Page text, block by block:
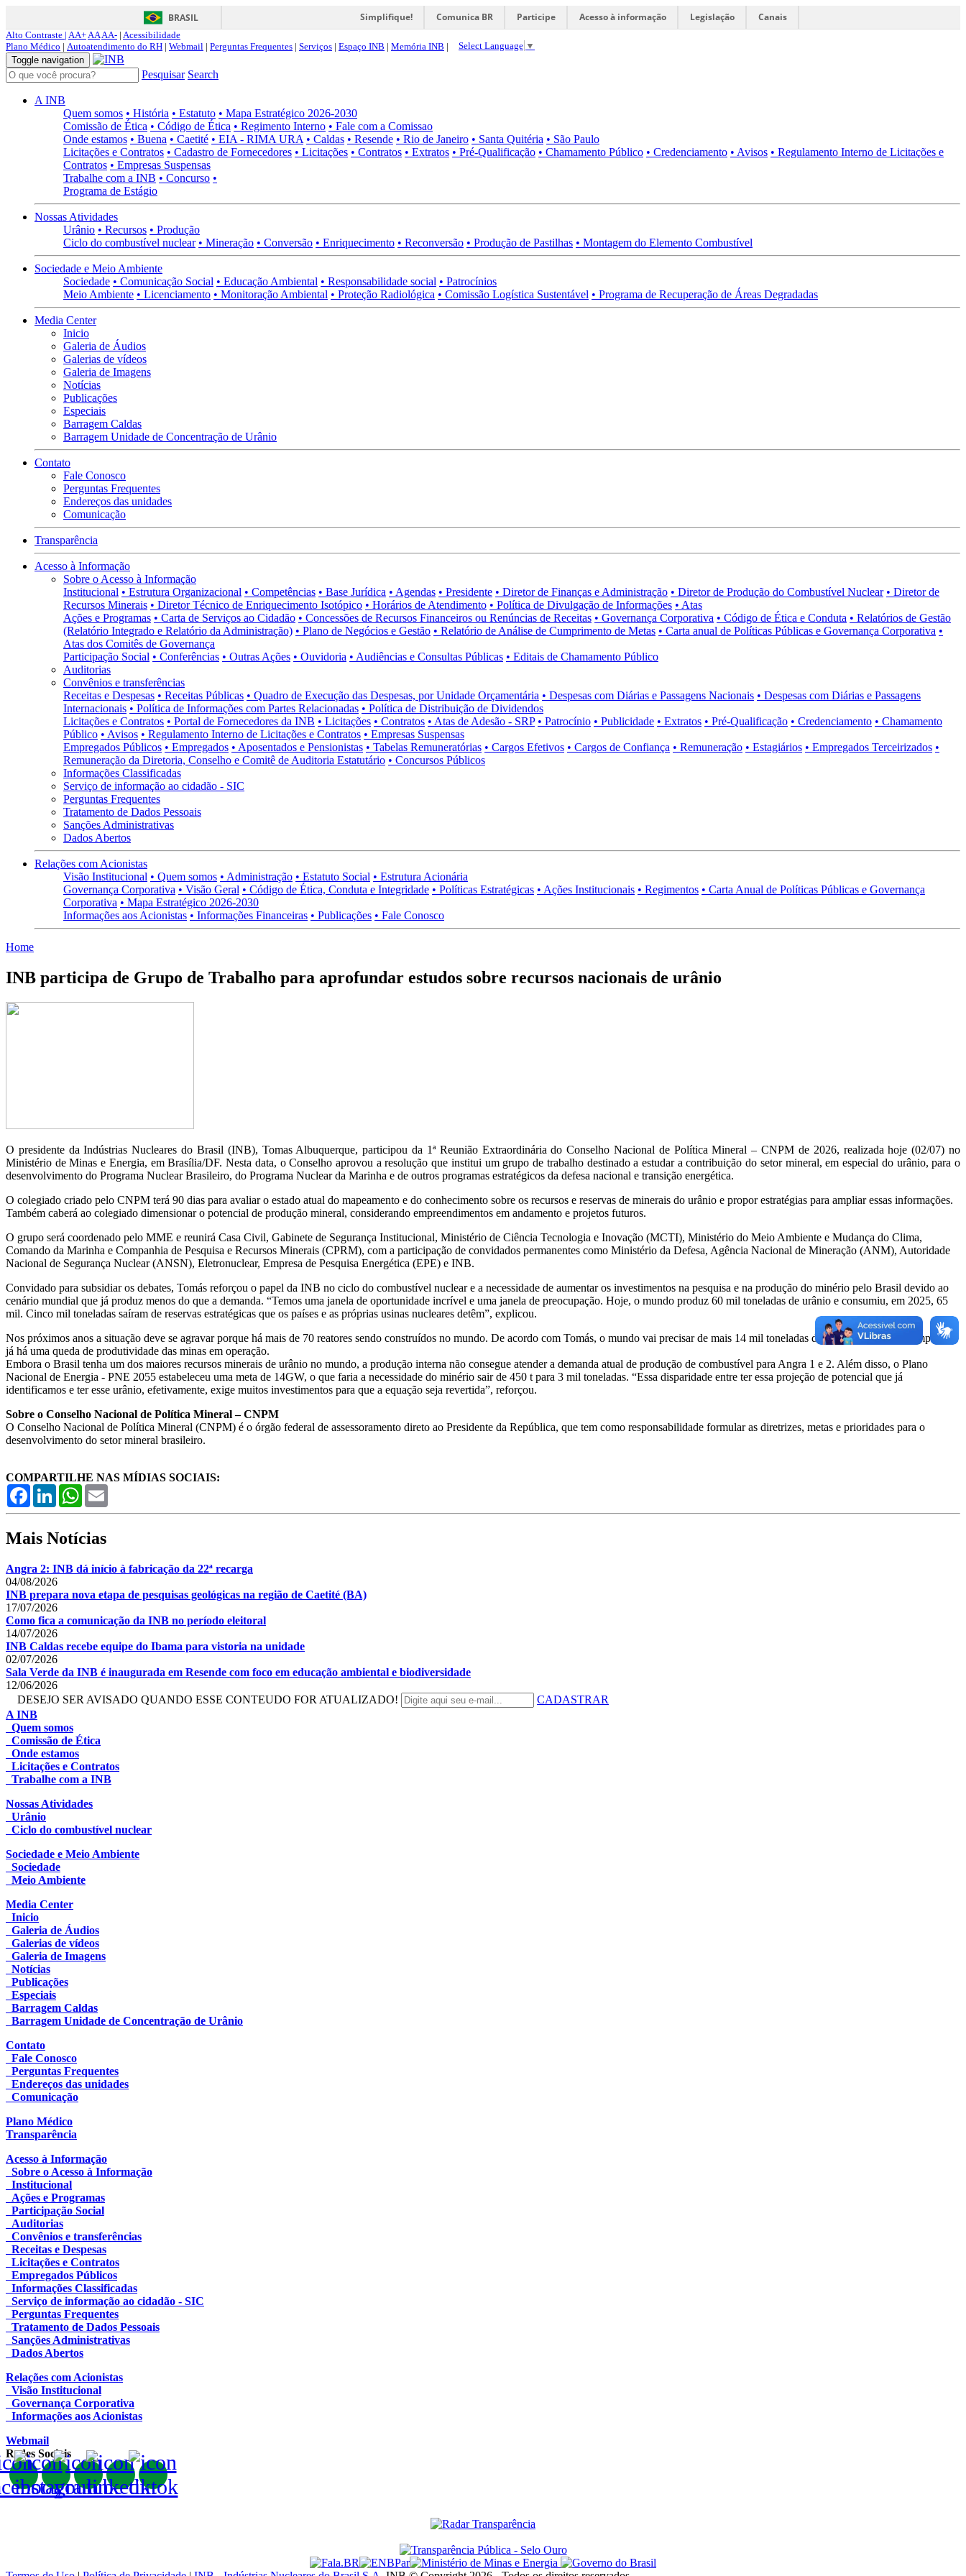
BRASIL Simplifique! Comunica BR Participe Acesso à informação Legislação Canais
Alto Contraste | AA+AAAA- | Acessibilidade
Plano Médico | Autoatendimento do RH | Webmail | Perguntas Frequentes | Serviços | Espaço INB | Memória INB | Select Language ▼
Toggle navigation
Pesquisar Search
A INB
Quem somos • História • Estatuto • Mapa Estratégico 2026-2030
Comissão de Ética • Código de Ética • Regimento Interno • Fale com a Comissao
Onde estamos • Buena • Caetité • EIA - RIMA URA • Caldas • Resende • Rio de Janeiro • Santa Quitéria • São Paulo
Licitações e Contratos • Cadastro de Fornecedores • Licitações • Contratos • Extratos • Pré-Qualificação • Chamamento Público • Credenciamento • Avisos • Regulamento Interno de Licitações e
Contratos • Empresas Suspensas
Trabalhe com a INB • Concurso •
Programa de Estágio
Nossas Atividades
Urânio • Recursos • Produção
Ciclo do combustível nuclear • Mineração • Conversão • Enriquecimento • Reconversão • Produção de Pastilhas • Montagem do Elemento Combustível
Sociedade e Meio Ambiente
Sociedade • Comunicação Social • Educação Ambiental • Responsabilidade social • Patrocínios
Meio Ambiente • Licenciamento • Monitoração Ambiental • Proteção Radiológica • Comissão Logística Sustentável • Programa de Recuperação de Áreas Degradadas
Media Center
Inicio
Galeria de Áudios
Galerias de vídeos
Galeria de Imagens
Notícias
Publicações
Especiais
Barragem Caldas
Barragem Unidade de Concentração de Urânio
Contato
Fale Conosco
Perguntas Frequentes
Endereços das unidades
Comunicação
Transparência
Acesso à Informação
Sobre o Acesso à Informação
Institucional • Estrutura Organizacional • Competências • Base Jurídica • Agendas • Presidente • Diretor de Finanças e Administração • Diretor de Produção do Combustível Nuclear • Diretor de
Recursos Minerais • Diretor Técnico de Enriquecimento Isotópico • Horários de Atendimento • Política de Divulgação de Informações • Atas
Ações e Programas • Carta de Serviços ao Cidadão • Concessões de Recursos Financeiros ou Renúncias de Receitas • Governança Corporativa • Código de Ética e Conduta • Relatórios de Gestão
(Relatório Integrado e Relatório da Administração) • Plano de Negócios e Gestão • Relatório de Análise de Cumprimento de Metas • Carta anual de Políticas Públicas e Governança Corporativa •
Atas dos Comitês de Governança
Participação Social • Conferências • Outras Ações • Ouvidoria • Audiências e Consultas Públicas • Editais de Chamamento Público
Auditorias
Convênios e transferências
Receitas e Despesas • Receitas Públicas • Quadro de Execução das Despesas, por Unidade Orçamentária • Despesas com Diárias e Passagens Nacionais • Despesas com Diárias e Passagens
Internacionais • Política de Informações com Partes Relacionadas • Política de Distribuição de Dividendos
Licitações e Contratos • Portal de Fornecedores da INB • Licitações • Contratos • Atas de Adesão - SRP • Patrocínio • Publicidade • Extratos • Pré-Qualificação • Credenciamento • Chamamento
Público • Avisos • Regulamento Interno de Licitações e Contratos • Empresas Suspensas
Empregados Públicos • Empregados • Aposentados e Pensionistas • Tabelas Remuneratórias • Cargos Efetivos • Cargos de Confiança • Remuneração • Estagiários • Empregados Terceirizados •
Remuneração da Diretoria, Conselho e Comitê de Auditoria Estatutário • Concursos Públicos
Informações Classificadas
Serviço de informação ao cidadão - SIC
Perguntas Frequentes
Tratamento de Dados Pessoais
Sanções Administrativas
Dados Abertos
Relações com Acionistas
Visão Institucional • Quem somos • Administração • Estatuto Social • Estrutura Acionária
Governança Corporativa • Visão Geral • Código de Ética, Conduta e Integridade • Políticas Estratégicas • Ações Institucionais • Regimentos • Carta Anual de Políticas Públicas e Governança
Corporativa • Mapa Estratégico 2026-2030
Informações aos Acionistas • Informações Financeiras • Publicações • Fale Conosco
Home
INB participa de Grupo de Trabalho para aprofundar estudos sobre recursos nacionais de urânio
O presidente da Indústrias Nucleares do Brasil (INB), Tomas Albuquerque, participou da 1ª Reunião Extraordinária do Conselho Nacional de Política Mineral – CNPM de 2026, realizada hoje (02/07) no
Ministério de Minas e Energia, em Brasília/DF. Nesta data, o Conselho aprovou a resolução que institui um grupo de trabalho destinado a estudar a contribuição do setor mineral, em especial do urânio, para o
desenvolvimento do Programa Nuclear Brasileiro, do Programa Nuclear da Marinha e de outros programas estratégicos da defesa nacional e transição energética.
O colegiado criado pelo CNPM terá 90 dias para avaliar o estado atual do mapeamento e do conhecimento sobre os recursos e reservas de minerais do urânio e propor estratégias para ampliar essas informações.
Também caberá ao colegiado dimensionar o potencial de produção mineral, considerando empreendimentos em andamento e projetos futuros.
O grupo será coordenado pelo MME e reunirá Casa Civil, Gabinete de Segurança Institucional, Ministério de Ciência Tecnologia e Inovação (MCTI), Ministério do Meio Ambiente e Mudança do Clima,
Comando da Marinha e Companhia de Pesquisa e Recursos Minerais (CPRM), com a participação de convidados permanentes como Ministério da Defesa, Agência Nacional de Mineração (ANM), Autoridade
Nacional de Segurança Nuclear (ANSN), Eletronuclear, Empresa de Pesquisa Energética (EPE) e INB.
Convidado para subsidiar os debates, Tomás reforçou o papel da INB no ciclo do combustível nuclear e a necessidade de aumentar os investimentos na pesquisa e na produção do minério pelo Brasil devido ao
cenário mundial que já produz menos do que a demanda. “Temos uma janela de oportunidade incrível e uma janela de preocupação. Hoje, o mundo produz 60 mil toneladas de urânio e consumiu, em 2025, 65
mil. Cinco mil toneladas saíram de reservas estratégicas que os países e as próprias usinas nucleares detêm”, explicou.
Nos próximos anos a situação deve se agravar porque há mais de 70 reatores sendo construídos no mundo. De acordo com Tomás, o mundo vai precisar de mais 14 mil toneladas de urânio, ao mesmo tempo em
já há uma queda de produtividade das minas em operação.
Embora o Brasil tenha um dos maiores recursos minerais de urânio no mundo, a produção interna não consegue atender a demanda atual de produção de combustível para Angra 1 e 2. Além disso, o Plano
Nacional de Energia - PNE 2055 estabeleceu uma meta de 14GW, o que faria a necessidade do minério sair de 450 t para 3 mil toneladas. “Essa disparidade entre ter essa projeção de potencial que já
identificamos e ter esse urânio, efetivamente, exige muitos investimentos para que a equação seja revertida”, reforçou.
Sobre o Conselho Nacional de Política Mineral – CNPM
O Conselho Nacional de Política Mineral (CNPM) é o órgão federal de assessoramento direto ao Presidente da República, que tem como responsabilidade formular as diretrizes, metas e prioridades para o
desenvolvimento do setor mineral brasileiro.
COMPARTILHE NAS MÍDIAS SOCIAIS:
FacebookLinkedInWhatsApp
Mais Notícias
Angra 2: INB dá início à fabricação da 22ª recarga
04/08/2026
INB prepara nova etapa de pesquisas geológicas na região de Caetité (BA)
17/07/2026
Como fica a comunicação da INB no período eleitoral
14/07/2026
INB Caldas recebe equipe do Ibama para vistoria na unidade
02/07/2026
Sala Verde da INB é inaugurada em Resende com foco em educação ambiental e biodiversidade
12/06/2026
DESEJO SER AVISADO QUANDO ESSE CONTEUDO FOR ATUALIZADO!
CADASTRAR
A INB
Quem somos
Comissão de Ética
Onde estamos
Licitações e Contratos
Trabalhe com a INB
Nossas Atividades
Urânio
Ciclo do combustível nuclear
Sociedade e Meio Ambiente
Sociedade
Meio Ambiente
Media Center
Inicio
Galeria de Áudios
Galerias de vídeos
Galeria de Imagens
Notícias
Publicações
Especiais
Barragem Caldas
Barragem Unidade de Concentração de Urânio
Contato
Fale Conosco
Perguntas Frequentes
Endereços das unidades
Comunicação
Plano Médico
Transparência
Acesso à Informação
Sobre o Acesso à Informação
Institucional
Ações e Programas
Participação Social
Auditorias
Convênios e transferências
Receitas e Despesas
Licitações e Contratos
Empregados Públicos
Informações Classificadas
Serviço de informação ao cidadão - SIC
Perguntas Frequentes
Tratamento de Dados Pessoais
Sanções Administrativas
Dados Abertos
Relações com Acionistas
Visão Institucional
Governança Corporativa
Informações aos Acionistas
Webmail
Redes Sociais